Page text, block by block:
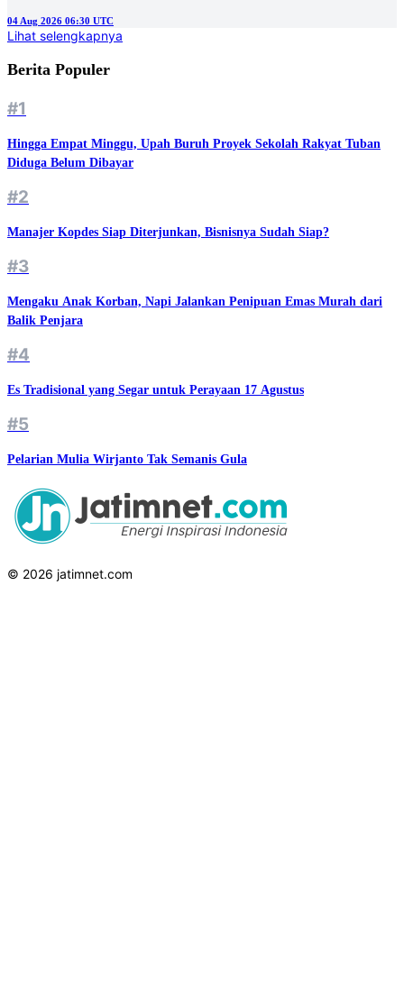
04 Aug 2026 06:30 UTC
Lihat selengkapnya
Berita Populer
#1
Hingga Empat Minggu, Upah Buruh Proyek Sekolah Rakyat Tuban
Diduga Belum Dibayar
#2
Manajer Kopdes Siap Diterjunkan, Bisnisnya Sudah Siap?
#3
Mengaku Anak Korban, Napi Jalankan Penipuan Emas Murah dari
Balik Penjara
#4
Es Tradisional yang Segar untuk Perayaan 17 Agustus
#5
Pelarian Mulia Wirjanto Tak Semanis Gula
© 2026 jatimnet.com